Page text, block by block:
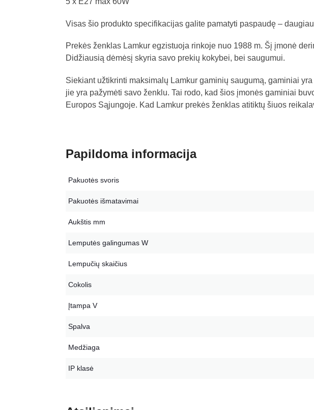
Visas šio produkto specifikacijas galite pamatyti paspaudę –
Prekės ženklas Lamkur egzistuoja rinkoje nuo 1988 m. Šį įmonė
Didžiausią dėmėsį skyria savo prekių kokybei, bei saugumui.
Siekiant užtikrinti maksimalų Lamkur gaminių saugumą, gaminiai
jie yra pažymėti savo ženklu. Tai rodo, kad šios įmonės gaminiai
Europos Sąjungoje. Kad Lamkur prekės ženklas atitiktų šiuos
Papildoma informacija
Pakuotės svoris
Pakuotės išmatavimai
Aukštis mm
Lemputės galingumas W
Lempučių skaičius
Cokolis
Įtampa V
Spalva
Medžiaga
IP klasė